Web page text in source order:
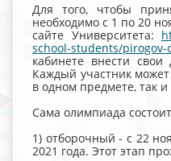
Для того, чтобы
необходимо с 1 по 20
сайте Университета:
school-students/
кабинете внести
Каждый участник
в одном предмете, так и
Сама олимпиада
1) отборочный - с 22
2021 года. Этот этап